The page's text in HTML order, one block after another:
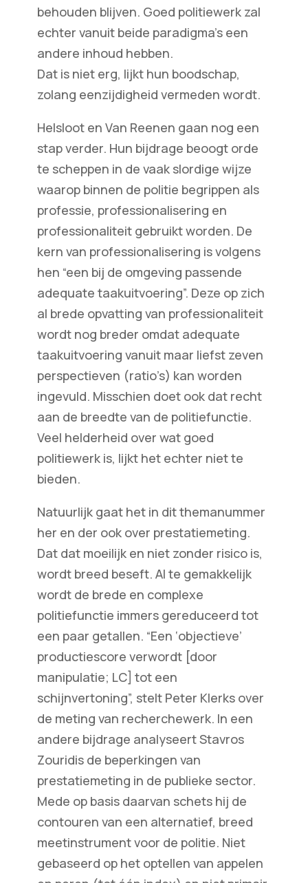
behouden blijven. Goed politiewerk zal
echter vanuit beide paradigma’s een
andere inhoud hebben.
Dat is niet erg, lijkt hun boodschap,
zolang eenzijdigheid vermeden wordt.
Helsloot en Van Reenen gaan nog een
stap verder. Hun bijdrage beoogt orde
te scheppen in de vaak slordige wijze
waarop binnen de politie begrippen als
professie, professionalisering en
professionaliteit gebruikt worden. De
kern van professionalisering is volgens
hen “een bij de omgeving passende
adequate taakuitvoering”. Deze op zich
al brede opvatting van professionaliteit
wordt nog breder omdat adequate
taakuitvoering vanuit maar liefst zeven
perspectieven (ratio’s) kan worden
ingevuld. Misschien doet ook dat recht
aan de breedte van de politiefunctie.
Veel helderheid over wat goed
politiewerk is, lijkt het echter niet te
bieden.
Natuurlijk gaat het in dit themanummer
her en der ook over prestatiemeting.
Dat dat moeilijk en niet zonder risico is,
wordt breed beseft. Al te gemakkelijk
wordt de brede en complexe
politiefunctie immers gereduceerd tot
een paar getallen. “Een ‘objectieve’
productiescore verwordt [door
manipulatie; LC] tot een
schijnvertoning”, stelt Peter Klerks over
de meting van recherchewerk. In een
andere bijdrage analyseert Stavros
Zouridis de beperkingen van
prestatiemeting in de publieke sector.
Mede op basis daarvan schets hij de
contouren van een alternatief, breed
meetinstrument voor de politie. Niet
gebaseerd op het optellen van appelen